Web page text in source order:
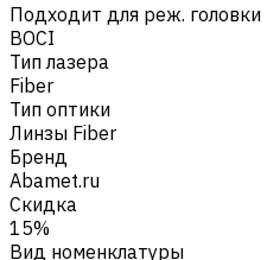
Подходит для реж. головки
BOCI
Тип лазера
Fiber
Тип оптики
Линзы Fiber
Бренд
Abamet.ru
Скидка
15%
Вид номенклатуры